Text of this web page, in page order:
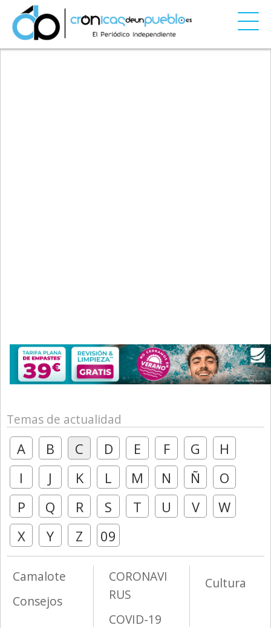
Temas de actualidad
A B C D E F G
H
I
J K L M N Ñ
O
P
Q R S T U V
W
X
Y Z 09
Camalote
Consejos
CORONAVI
RUS
COVID-19
Cultura